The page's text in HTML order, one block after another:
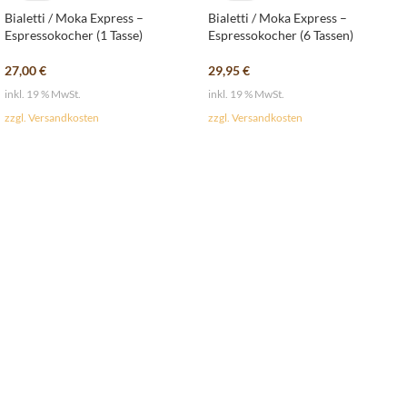
Bialetti / Moka Express –
Espressokocher (1 Tasse)
27,00€
inkl. 19 % MwSt.
zzgl. Versandkosten
Bialetti / Moka Express –
Espressokocher (6 Tassen)
29,95€
inkl. 19 % MwSt.
zzgl. Versandkosten